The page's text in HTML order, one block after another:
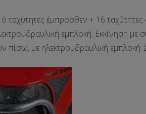
ταχύτητες έμπροσθεν + 16
εμπλοκή. Εκκίνηση
πίσω, με ηλεκτροϋδραυλική εμπλοκή.